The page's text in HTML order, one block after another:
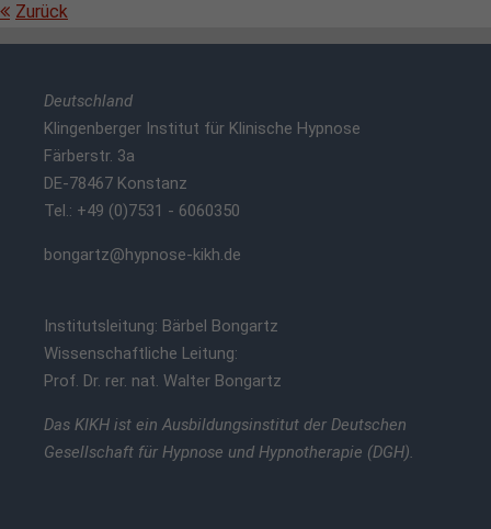
Zurück
Deutschland
Klingenberger Institut für Klinische Hypnose
Färberstr. 3a
DE-78467 Konstanz
Tel.: +49 (0)7531 - 6060350
bongartz@hypnose-kikh.de
Institutsleitung: Bärbel Bongartz
Wissenschaftliche Leitung:
Prof. Dr. rer. nat. Walter Bongartz
Das KIKH ist ein Ausbildungsinstitut der Deutschen
Gesellschaft für Hypnose und Hypnotherapie (DGH).